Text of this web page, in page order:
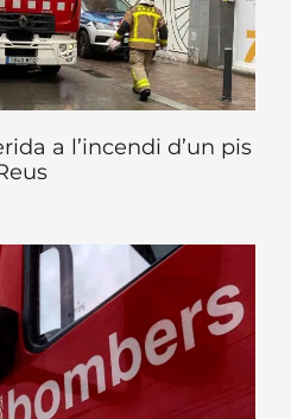
a l’incendi d’un pis